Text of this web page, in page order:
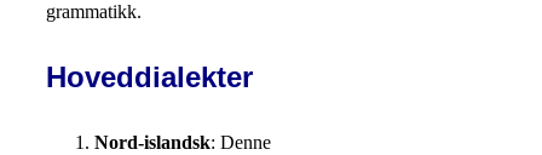
grammatikk.
Hoveddialekter
Nord-islandsk: Denne